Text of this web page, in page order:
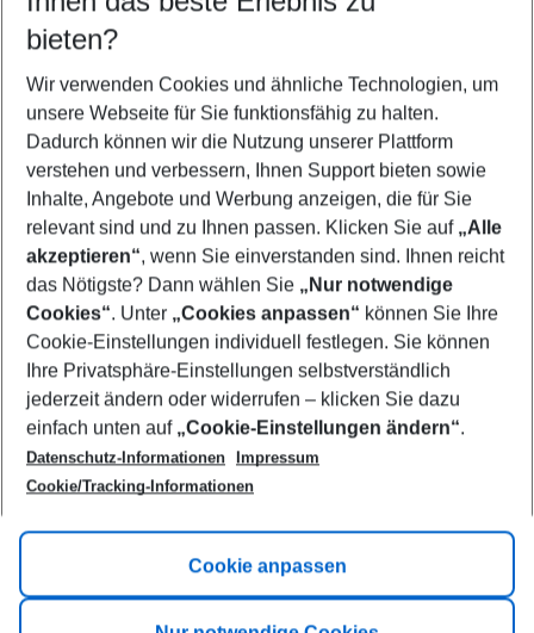
Your departure airport
Any airport
Select your date range
08/08/26–06/08/27 5-8 nights
Who will travel
2 adults No children
Show more filter
Footer
Footer navigation
Title A
Link A
bieten?
Wir verwenden Cookies und ähnliche Technologien, um
unsere Webseite für Sie funktionsfähig zu halten.
Dadurch können wir die Nutzung unserer Plattform
verstehen und verbessern, Ihnen Support bieten sowie
Inhalte, Angebote und Werbung anzeigen, die für Sie
relevant sind und zu Ihnen passen. Klicken Sie auf „Alle
akzeptieren“, wenn Sie einverstanden sind. Ihnen reicht
das Nötigste? Dann wählen Sie „Nur notwendige
Cookies“. Unter „Cookies anpassen“ können Sie Ihre
Cookie-Einstellungen individuell festlegen. Sie können
Ihre Privatsphäre-Einstellungen selbstverständlich
jederzeit ändern oder widerrufen – klicken Sie dazu
einfach unten auf „Cookie-Einstellungen ändern“.
Datenschutz-Informationen
Impressum
Cookie/Tracking-Informationen
Cookie anpassen